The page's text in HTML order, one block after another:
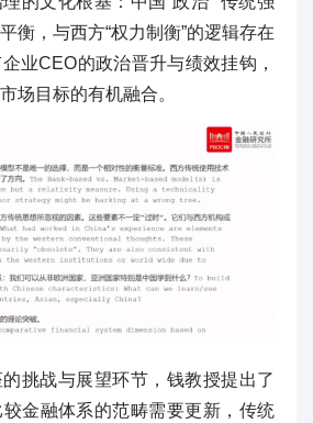
衡，与西方“权力制衡”的逻辑存在
业CEO的政治晋升与绩效挂钩，
场目标的有机融合。
挑战与展望环节，钱教授提出了
金融体系的范畴需要更新，传统